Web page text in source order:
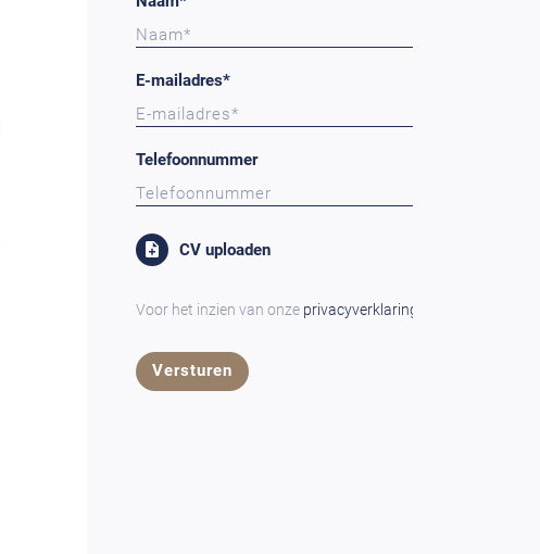
E-mailadres*
Telefoonnummer
CV uploaden
Voor het inzien van onze privacyverklaring